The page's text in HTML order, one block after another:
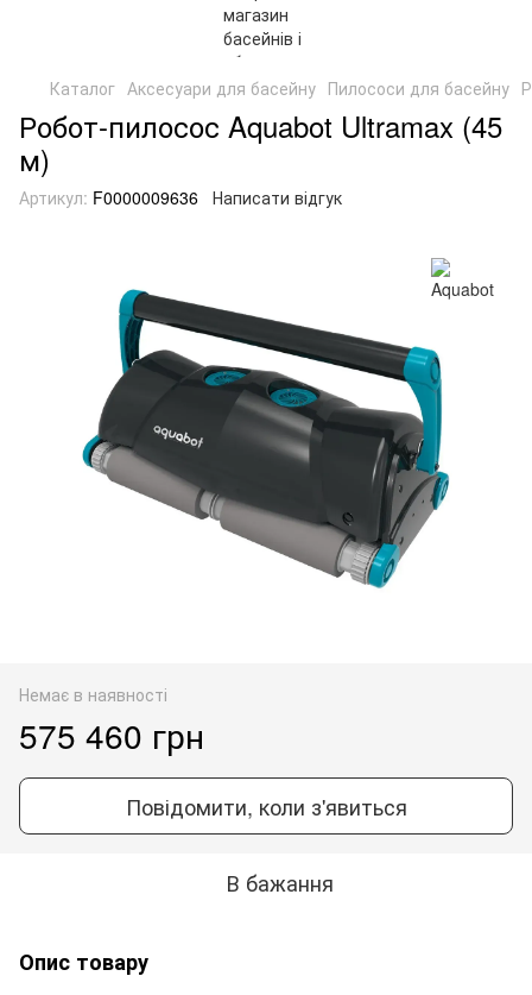
Каталог Аксесуари для басейну Пилососи для басейну
Робот-пилосос Aquabot Ultramax (45
м)
Артикул: F0000009636 Написати відгук
Немає в наявності
575 460 грн
Повідомити, коли з'явиться
В бажання
Опис товару